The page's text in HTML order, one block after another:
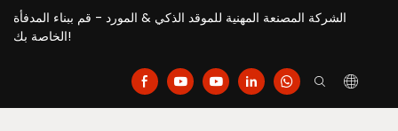
الشركة المصنعة المهنية للموقد الذكي & المورد - قم ببناء المدفأة
الخاصة بك!